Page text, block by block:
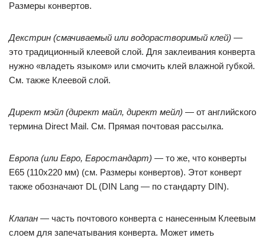
Размеры конвертов.
Декстрин (смачиваемый или водорастворимый клей) —
это традиционный клеевой слой. Для заклеивания конверта
нужно «владеть языком» или смочить клей влажной губкой.
См. также Клеевой слой.
Директ мэйл (директ майл, директ мейл) — от английского
термина Direct Mail. См. Прямая почтовая рассылка.
Европа (или Евро, Евростандарт) — то же, что конверты
Е65 (110х220 мм) (см. Размеры конвертов). Этот конверт
также обозначают DL (DIN Lang — по стaндарту DIN).
Клапан — часть почтового конверта с нанесенным Клеевым
слоем для запечатывания конверта. Может иметь